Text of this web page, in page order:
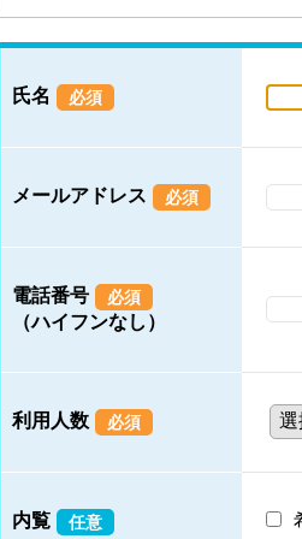
氏名 必須
メールアドレス 必須
電話番号 必須
（ハイフンなし）
利用人数 必須
内覧 任意